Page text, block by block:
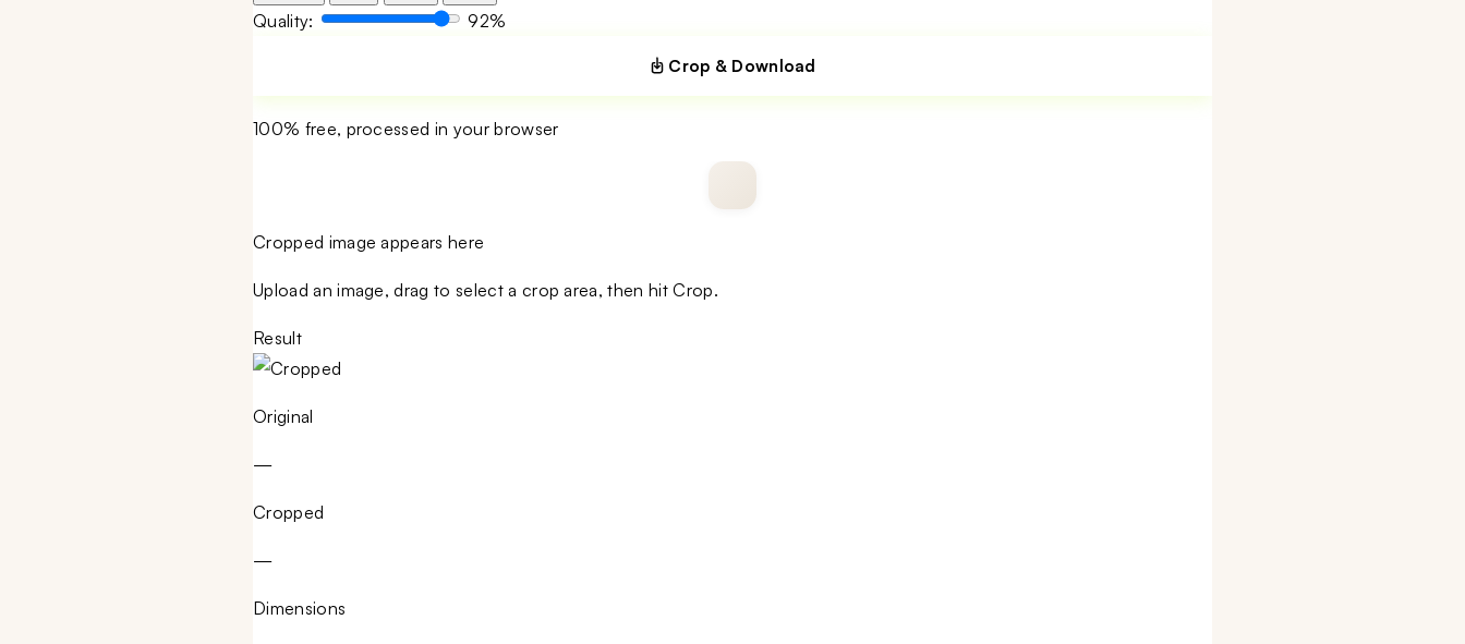
Quality: 92%
Crop & Download
100% free, processed in your browser
Cropped image appears here
Upload an image, drag to select a crop area, then hit Crop.
Result
Original
—
Cropped
—
Dimensions